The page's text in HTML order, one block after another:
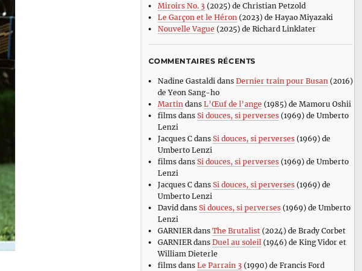
Miroirs No. 3 (2025) de Christian Petzold
Le Garçon et le Héron(2023) de Hayao Miyazaki
Nouvelle Vague (2025) de Richard Linklater
COMMENTAIRES RÉCENTS
Nadine Gastaldi dans Dernier train pour Busan (2016)
de Yeon Sang-ho
Martin dans L’Œuf de l’ange (1985) de Mamoru Oshii
filmsdans Si douces, si perverses(1969) de Umberto
Lenzi
Jacques Cdans Si douces, si perverses(1969) de
Umberto Lenzi
filmsdans Si douces, si perverses(1969) de Umberto
Lenzi
Jacques Cdans Si douces, si perverses(1969) de
Umberto Lenzi
David dans Si douces, si perverses(1969) de Umberto
Lenzi
GARNIERdans The Brutalist(2024) de Brady Corbet
GARNIERdans Duel au soleil (1946) de King Vidor et
William Dieterle
filmsdans Le Parrain 3 (1990) de Francis Ford